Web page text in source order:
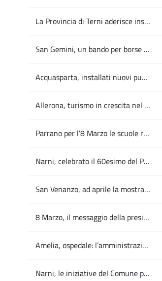
La Provincia di Terni aderisce insieme all’Umbria al progetto Rai “No Women No Panel”
San Gemini, un bando per borse di studio in conservazione e restauro dei beni culturali
Acquasparta, installati nuovi punti per ricarica auto elettriche
Allerona, turismo in crescita nel 2022
Parrano per l’8 Marzo le scuole realizzano opere ispirate alla Venere Verde
Narni, celebrato il 60esimo del Panathlon Terni
San Venanzo, ad aprile la mostra sulla pittrice Giuseppina Anselmi Faina
8 Marzo, il messaggio della presidente Laura Pernazza: “sia un giorno di festa e di riflessione, la parità è un obiettivo ancora da conquistare e abusi e violenze non sono debellati”
Amelia, ospedale: l’amministrazione comunale ha chiesto un incontro alla presidente della Regione e al prefetto di Terni
Narni, le iniziative del Comune per la Giornata della Cura